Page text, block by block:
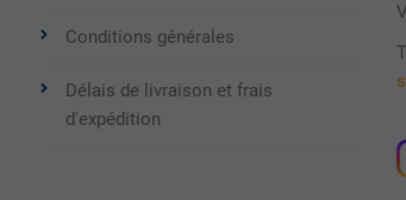
Conditions générales
Délais de livraison et frais
d'expédition